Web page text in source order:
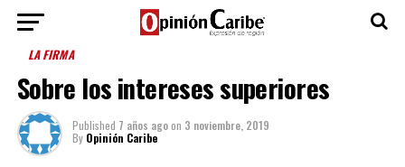
LA FIRMA
Sobre los intereses superiores
Published 7 años agoon 3 noviembre, 2019
By Opinión Caribe